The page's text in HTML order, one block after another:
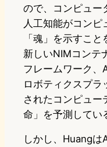
ので、コンピュー
人工知能がコン
「魂」を示すこ
新しいNIMコンテ
フレームワーク、
ロボティクスプラ
されたコンピュー
命」を予測してい
しかし、Huangは